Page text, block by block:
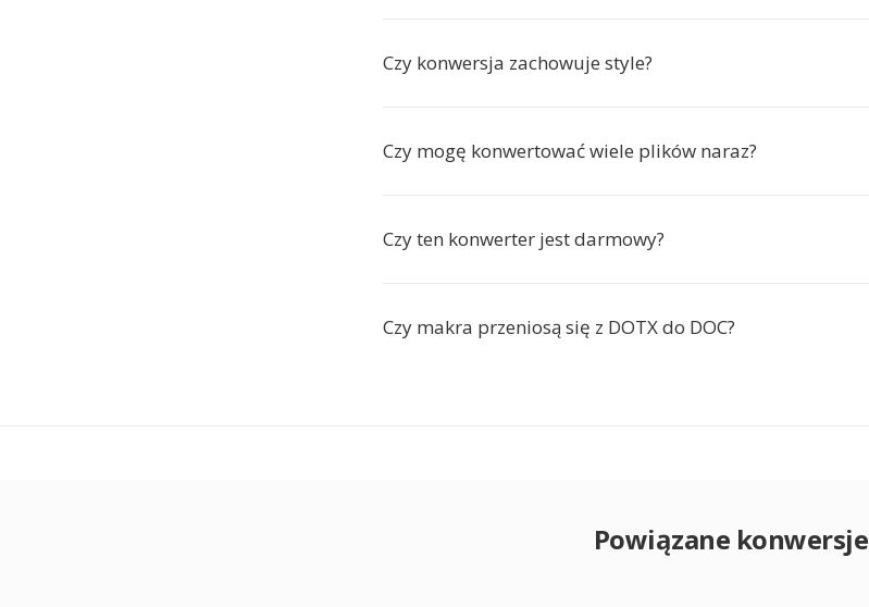
Czy konwersja zachowuje style?
Czy mogę konwertować wiele plików naraz?
Czy ten konwerter jest darmowy?
Czy makra przeniosą się z DOTX do DOC?
Powiązane konwersje